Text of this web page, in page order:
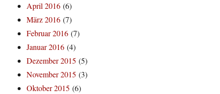
April 2016 (6)
März 2016 (7)
Februar 2016 (7)
Januar 2016 (4)
Dezember 2015 (5)
November 2015 (3)
Oktober 2015 (6)